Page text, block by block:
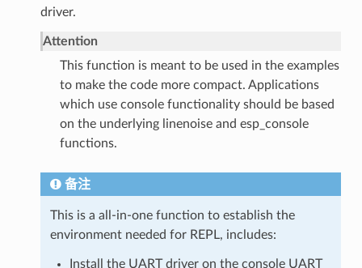
driver.
Attention
This function is meant to be used in the examples
to make the code more compact. Applications
which use console functionality should be based
on the underlying linenoise and esp_console
functions.
备注
This is a all-in-one function to establish the
environment needed for REPL, includes:
Install the UART driver on the console UART